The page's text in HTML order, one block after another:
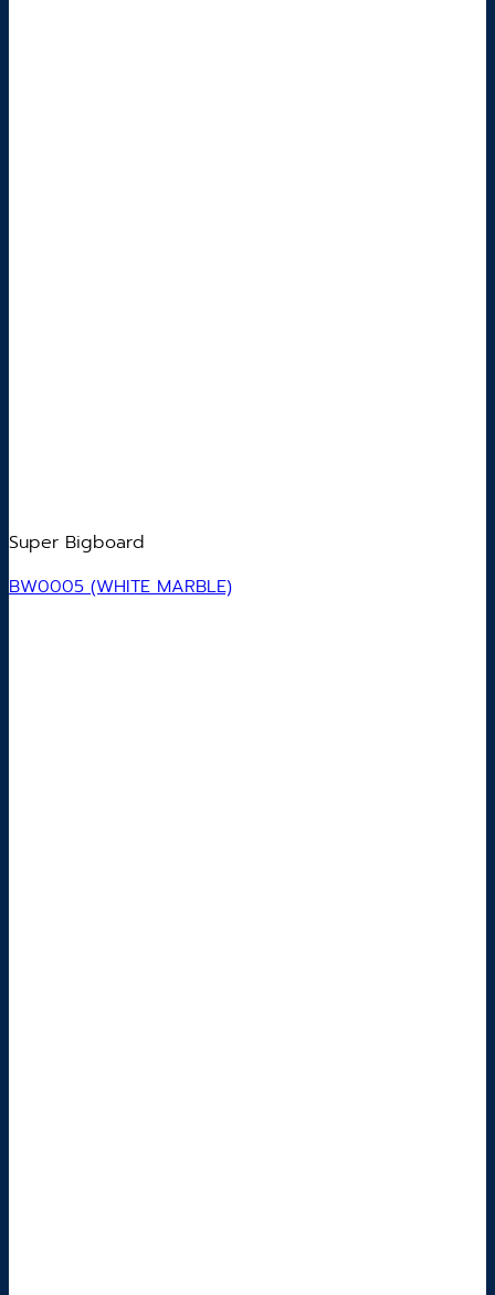
Super Bigboard
BW0005 (WHITE MARBLE)